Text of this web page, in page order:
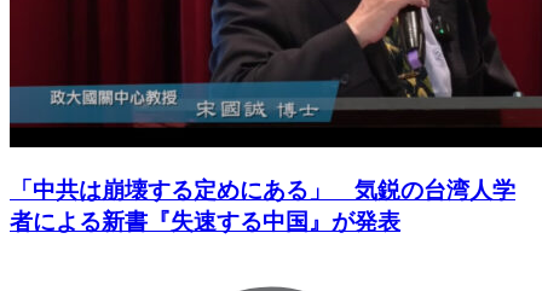
「中共は崩壊する定めにある」 気鋭の台湾人学
者による新書『失速する中国』が発表